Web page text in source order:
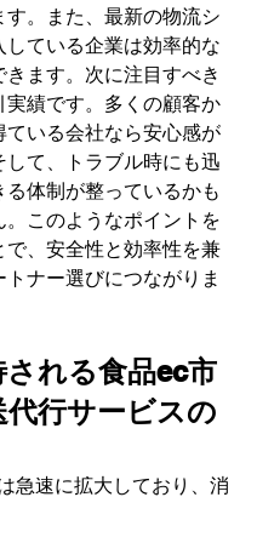
す。また、最新の物流シ
している企業は効率的な
ます。次に注目すべき
実績です。多くの顧客か
ている会社なら安心感が
して、トラブル時にも迅
る体制が整っているかも
。このようなポイントを
で、安全性と効率性を兼
トナー選びにつながりま
される食品ec市
代行サービスの
急速に拡大しており、消